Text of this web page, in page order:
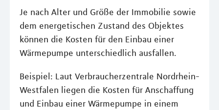
Je nach Alter und Größe der Immobilie sowie
dem energetischen Zustand des Objektes
können die Kosten für den Einbau einer
Wärmepumpe unterschiedlich ausfallen.
Beispiel: Laut Verbraucherzentrale Nordrhein-
Westfalen liegen die Kosten für Anschaffung
und Einbau einer Wärmepumpe in einem